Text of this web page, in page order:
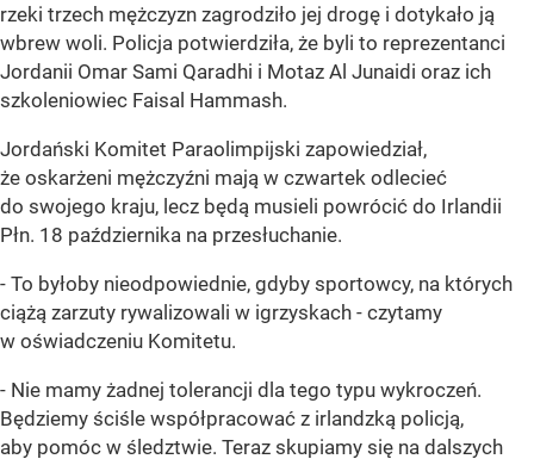
rzeki trzech mężczyzn zagrodziło jej drogę i dotykało ją
wbrew woli. Policja potwierdziła, że byli to reprezentanci
Jordanii Omar Sami Qaradhi i Motaz Al Junaidi oraz ich
szkoleniowiec Faisal Hammash.
Jordański Komitet Paraolimpijski zapowiedział,
że oskarżeni mężczyźni mają w czwartek odlecieć
do swojego kraju, lecz będą musieli powrócić do Irlandii
Płn. 18 października na przesłuchanie.
- To byłoby nieodpowiednie, gdyby sportowcy, na których
ciążą zarzuty rywalizowali w igrzyskach - czytamy
w oświadczeniu Komitetu.
- Nie mamy żadnej tolerancji dla tego typu wykroczeń.
Będziemy ściśle współpracować z irlandzką policją,
aby pomóc w śledztwie. Teraz skupiamy się na dalszych